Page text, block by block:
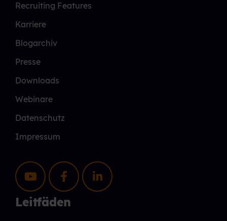
Recruiting Features
Karriere
Blogarchiv
Presse
Downloads
Webinare
Datenschutz
Impressum
Leitfäden